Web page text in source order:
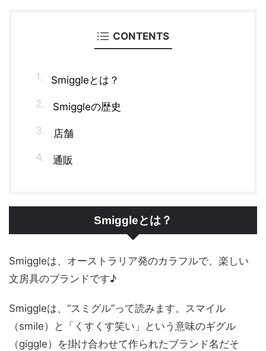
CONTENTS
Smiggleとは？
Smiggleの歴史
店舗
通販
Smiggleとは？
Smiggleは、オーストラリア発のカラフルで、楽しい
文房具のブランドです♪
Smiggleは、“スミグル”って読みます。スマイル
（smile）と「くすくす笑い」という意味のギグル
（giggle）を掛け合わせて作られたブランド名だそ